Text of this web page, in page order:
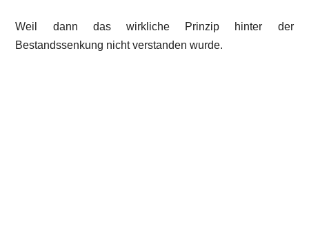
Weil dann das wirkliche Prinzip hinter der
Bestandssenkung nicht verstanden wurde.